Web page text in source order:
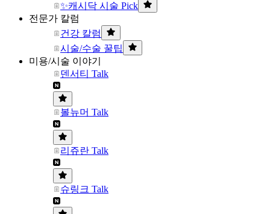
✨캐시닥 시술 Pick
전문가 칼럼
건강 칼럼
시술/수술 꿀팁
미용/시술 이야기
덴서티 Talk
볼뉴머 Talk
리쥬란 Talk
슈링크 Talk